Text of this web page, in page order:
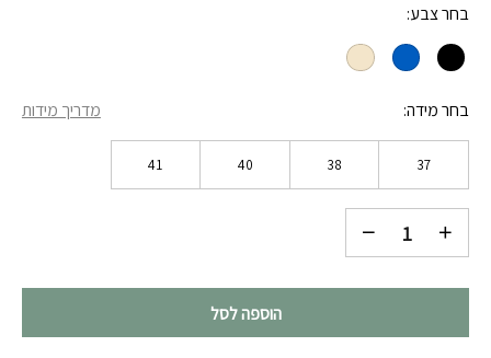
בחר צבע
בחר מידה מדריך מידות
37
38
40
41
הוספה לסל